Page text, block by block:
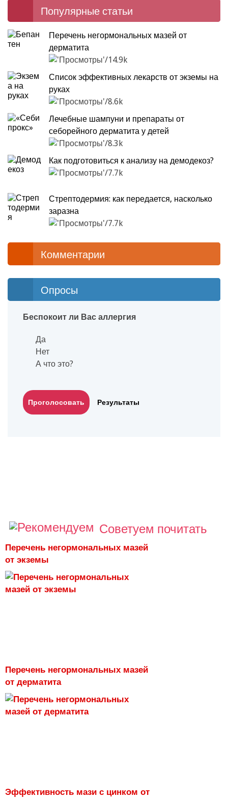
Популярные статьи
Перечень негормональных мазей от
дерматита
14.9k
Список эффективных лекарств от экземы на
руках
8.6k
Лечебные шампуни и препараты от
себорейного дерматита у детей
8.3k
Как подготовиться к анализу на демодекоз?
7.7k
Стрептодермия: как передается, насколько
заразна
7.7k
Комментарии
Опросы
Беспокоит ли Вас аллергия
Да
Нет
А что это?
Результаты
Советуем почитать
Перечень негормональных мазей
от экземы
Перечень негормональных мазей
от дерматита
Эффективность мази с цинком от